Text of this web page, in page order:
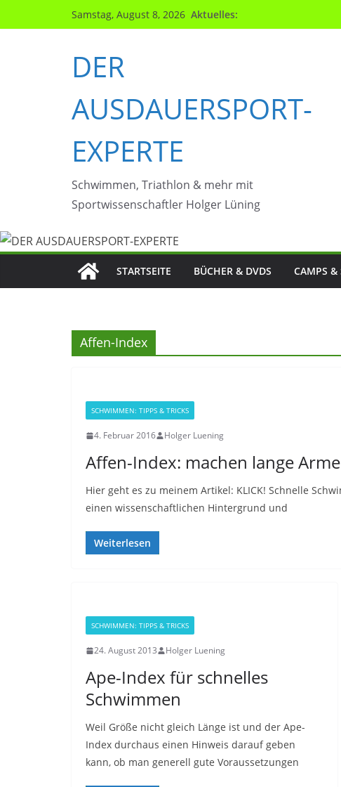
Inhalt
Samstag, August 8, 2026 Aktuelles:
DER
AUSDAUERSPORT-
EXPERTE
Schwimmen, Triathlon & mehr mit
Sportwissenschaftler Holger Lüning
STARTSEITE BÜCHER & DVDS CAMPS &
Affen-Index
SCHWIMMEN: TIPPS & TRICKS
4. Februar 2016 Holger Luening
Affen-Index: machen lange
Hier geht es zu meinem Artikel: KLICK! Schnelle
einen wissenschaftlichen Hintergrund und
Weiterlesen
SCHWIMMEN: TIPPS & TRICKS
24. August 2013 Holger Luening
Ape-Index für schnelles
Schwimmen
Weil Größe nicht gleich Länge ist und der Ape-
Index durchaus einen Hinweis darauf geben
kann, ob man generell gute Voraussetzungen